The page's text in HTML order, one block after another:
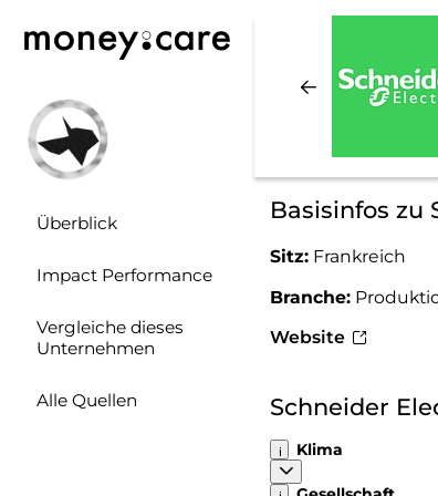
Überblick
Impact Performance
Vergleiche dieses
Unternehmen
Alle Quellen
Basisinfos zu
Sitz: Frankreich
Branche:
Website
Schneider
Klima